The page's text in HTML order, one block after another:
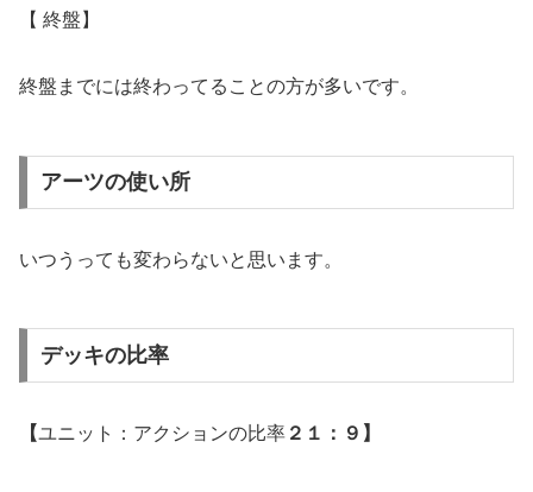
【 終盤】
終盤までには終わってることの方が多いです。
アーツの使い所
いつうっても変わらないと思います。
デッキの比率
【ユニット：アクションの比率 ２１：９】